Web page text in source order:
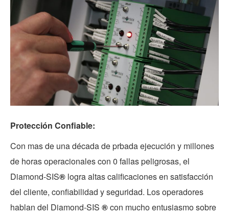
Protección Confiable:
Con mas de una década de prbada ejecución y millones
de horas operacionales con 0 fallas peligrosas, el
Diamond-SIS® logra altas calificaciones en satisfacción
del cliente, confiabilidad y seguridad. Los operadores
hablan del Diamond-SIS ®con mucho entusiasmo sobre